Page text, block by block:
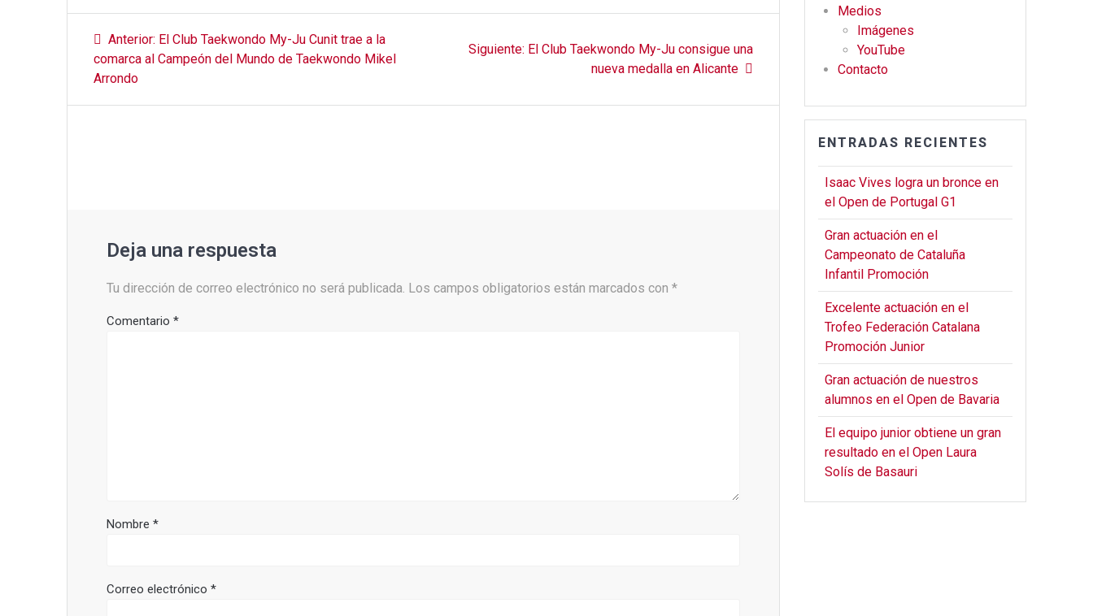
o
k
p
tir
Navegación
de
entradas
Anterior: Entrada
anterior:
El Club Taekwondo My-Ju Cunit trae a la
comarca al Campeón del Mundo de Taekwondo Mikel
Arrondo
Siguiente: Siguiente
El Club Taekwondo My-Ju consigue una
nueva medalla en Alicante
Deja una respuesta
Tu dirección de correo electrónico no será publicada. Los campos obligatorios están marcados con*
Comentario*
Nombre*
Correo electrónico*
Medios
Imágenes
YouTube
Contacto
ENTRADAS RECIENTES
Isaac Vives logra un bronce en
el Open de Portugal G1
Gran actuación en el
Campeonato de Cataluña
Infantil Promoción
Excelente actuación en el
Trofeo Federación Catalana
Promoción Junior
Gran actuación de nuestros
alumnos en el Open de Bavaria
El equipo junior obtiene un gran
resultado en el Open Laura
Solís de Basauri